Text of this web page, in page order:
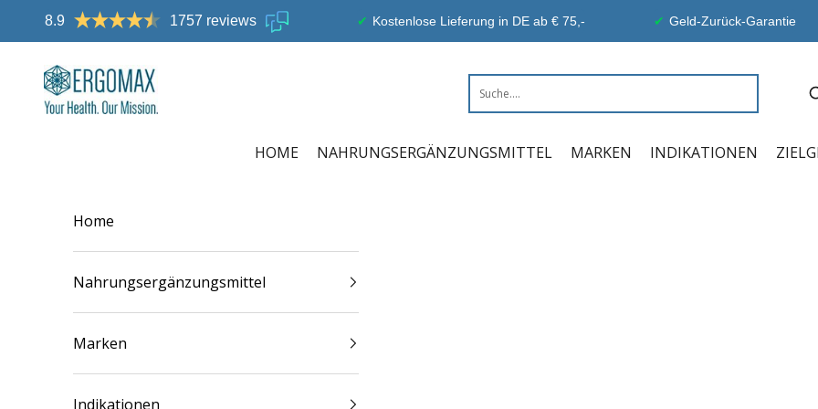
Zum Inhalt springen
8.9 1757 reviews Kostenlose Lieferung in DE ab € 75,- Geld-Zurück-Garantie
Ergomax
HOME NAHRUNGSERGÄNZUNGSMITTEL MARKEN INDIKATIONEN
Home
Nahrungsergänzungsmittel
Marken
Indikationen